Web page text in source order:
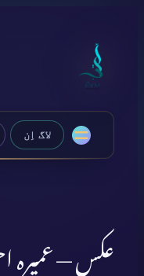
content
لاگ اِن
عکس — عمیرہ